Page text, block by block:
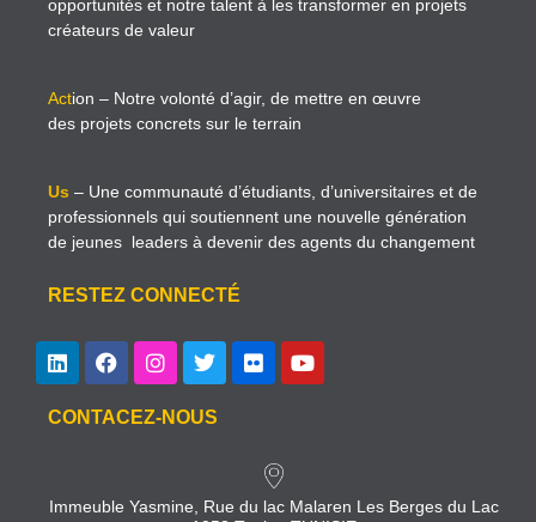
opportunités et notre talent à les transformer en projets
créateurs de valeur
Action – Notre volonté d’agir, de mettre en œuvre
des projets concrets sur le terrain
Us – Une communauté d’étudiants, d’universitaires et de
professionnels qui soutiennent une nouvelle génération
de jeunes leaders à devenir des agents du changement
RESTEZ CONNECTÉ
CONTACEZ-NOUS
Immeuble Yasmine, Rue du lac Malaren Les Berges du Lac